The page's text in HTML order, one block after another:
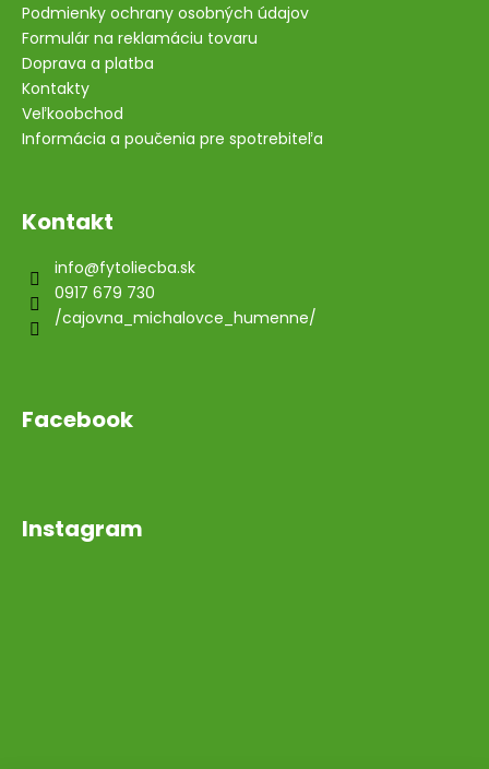
Podmienky ochrany osobných údajov
Formulár na reklamáciu tovaru
Doprava a platba
Kontakty
Veľkoobchod
Informácia a poučenia pre spotrebiteľa
Kontakt
info@fytoliecba.sk
0917 679 730
/cajovna_michalovce_humenne/
Facebook
Instagram